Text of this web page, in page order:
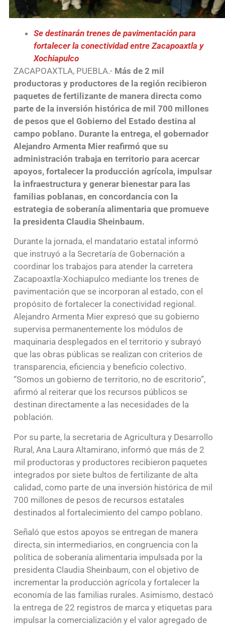
Se destinarán trenes de pavimentación para
fortalecer la conectividad entre Zacapoaxtla y
Xochiapulco
ZACAPOAXTLA, PUEBLA.- Más de 2 mil
productoras y productores de la región recibieron
paquetes de fertilizante de manera directa como
parte de la inversión histórica de mil 700 millones
de pesos que el Gobierno del Estado destina al
campo poblano. Durante la entrega, el gobernador
Alejandro Armenta Mier reafirmó que su
administración trabaja en territorio para acercar
apoyos, fortalecer la producción agrícola, impulsar
la infraestructura y generar bienestar para las
familias poblanas, en concordancia con la
estrategia de soberanía alimentaria que promueve
la presidenta Claudia Sheinbaum.
Durante la jornada, el mandatario estatal informó
que instruyó a la Secretaría de Gobernación a
coordinar los trabajos para atender la carretera
Zacapoaxtla-Xochiapulco mediante los trenes de
pavimentación que se incorporan al estado, con el
propósito de fortalecer la conectividad regional.
Alejandro Armenta Mier expresó que su gobierno
supervisa permanentemente los módulos de
maquinaria desplegados en el territorio y subrayó
que las obras públicas se realizan con criterios de
transparencia, eficiencia y beneficio colectivo.
“Somos un gobierno de territorio, no de escritorio”,
afirmó al reiterar que los recursos públicos se
destinan directamente a las necesidades de la
población.
Por su parte, la secretaria de Agricultura y Desarrollo
Rural, Ana Laura Altamirano, informó que más de 2
mil productoras y productores recibieron paquetes
integrados por siete bultos de fertilizante de alta
calidad, como parte de una inversión histórica de mil
700 millones de pesos de recursos estatales
destinados al fortalecimiento del campo poblano.
Señaló que estos apoyos se entregan de manera
directa, sin intermediarios, en congruencia con la
política de soberanía alimentaria impulsada por la
presidenta Claudia Sheinbaum, con el objetivo de
incrementar la producción agrícola y fortalecer la
economía de las familias rurales. Asimismo, destacó
la entrega de 22 registros de marca y etiquetas para
impulsar la comercialización y el valor agregado de